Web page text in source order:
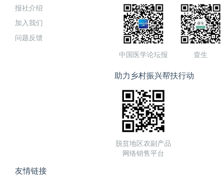
报社介绍
加入我们
问题反馈
中国医学论坛报 壹生
助力乡村振兴帮扶行动
脱贫地区农副产品
网络销售平台
友情链接